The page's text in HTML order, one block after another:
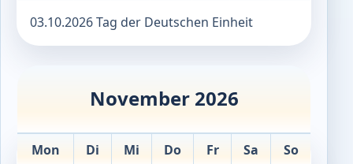
03.10.2026 Tag der Deutschen Einheit
November 2026
Mon Di Mi Do Fr Sa
So